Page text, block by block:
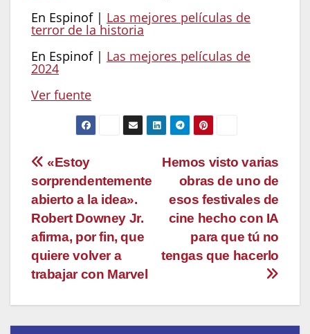
En Espinof | Las mejores películas de
terror de la historia
En Espinof | Las mejores películas de
2024
Ver fuente
Navegación
de
entradas
Hemos visto varias
obras de uno de
esos festivales de
cine hecho con IA
para que tú no
tengas que hacerlo
«Estoy
sorprendentemente
abierto a la idea».
Robert Downey Jr.
afirma, por fin, que
quiere volver a
trabajar con Marvel